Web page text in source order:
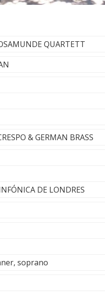
QUARTETT
& GERMAN BRASS
DE LONDRES
soprano